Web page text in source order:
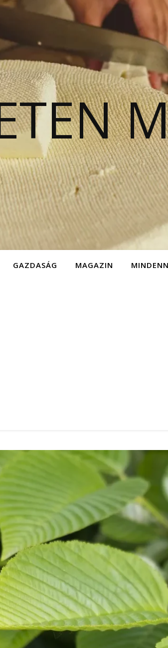
GAZDASÁG MAGAZIN